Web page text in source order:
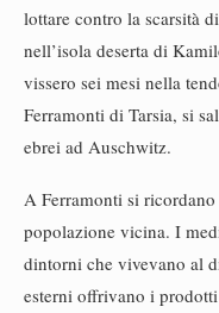
lottare contro la scarsità
nell’isola deserta di
vissero sei mesi nella
Ferramonti di Tarsia, si
ebrei ad Auschwitz.
A Ferramonti si
popolazione vicina. I
dintorni che vivevano al
esterni offrivano i